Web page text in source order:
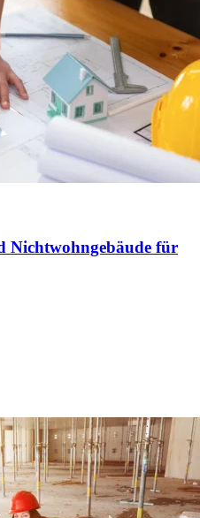
Nichtwohngebäude für